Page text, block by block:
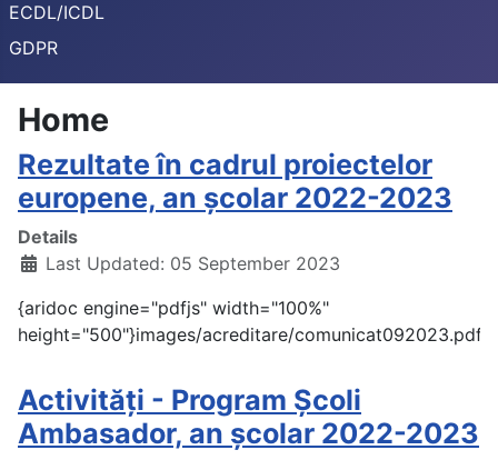
ECDL/ICDL
GDPR
Home
Rezultate în cadrul proiectelor
europene, an școlar 2022-2023
Details
Last Updated: 05 September 2023
{aridoc engine="pdfjs" width="100%"
height="500"}images/acreditare/
Activități - Program Școli
Ambasador, an școlar 2022-2023